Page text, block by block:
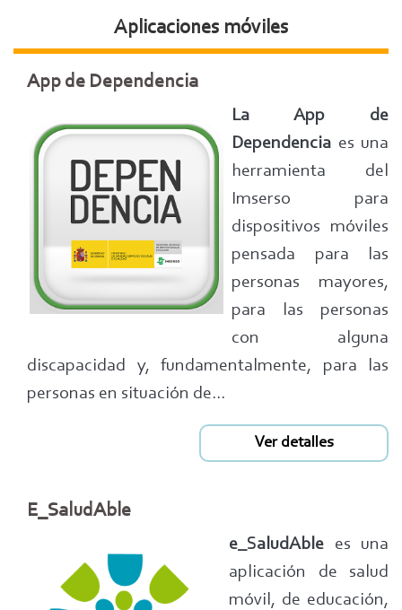
Aplicaciones móviles
App de Dependencia
La App de
Dependencia es una
herramienta del
Imserso para
dispositivos móviles
pensada para las
personas mayores,
para las personas
con alguna
discapacidad y, fundamentalmente, para las
personas en situación de...
Ver detalles
E_SaludAble
e_SaludAble es una
aplicación de salud
móvil, de educación,